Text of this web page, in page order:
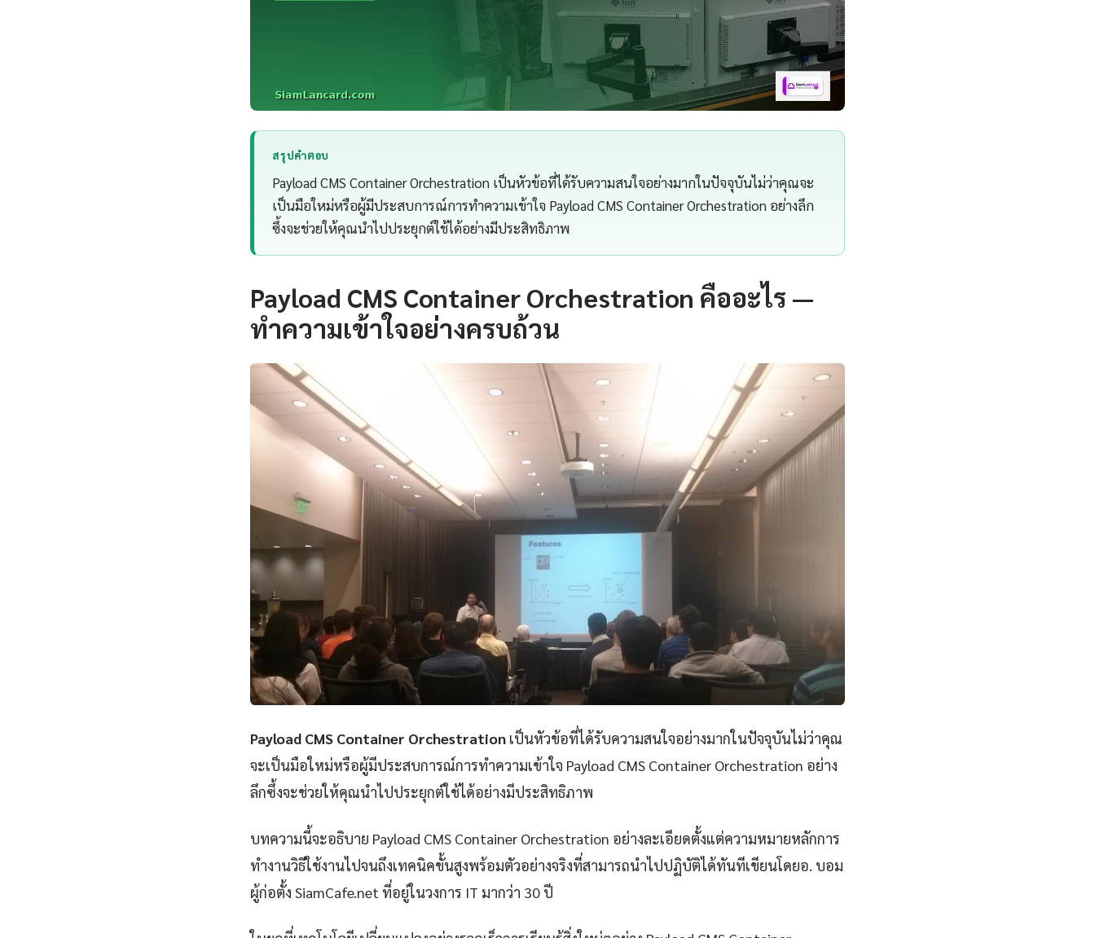
สรุปคำตอบ
Payload CMS Container Orchestration เป็นหัวข้อที่ได้รับความสนใจอย่างมากในปัจจุบันไม่ว่าคุณจะ
เป็นมือใหม่หรือผู้มีประสบการณ์การทำความเข้าใจ Payload CMS Container Orchestration อย่างลึก
ซึ้งจะช่วยให้คุณนำไปประยุกต์ใช้ได้อย่างมีประสิทธิภาพ
Payload CMS Container Orchestration คืออะไร —
ทำความเข้าใจอย่างครบถ้วน
Payload CMS Container Orchestration เป็นหัวข้อที่ได้รับความสนใจอย่างมากในปัจจุบันไม่ว่าคุณ
จะเป็นมือใหม่หรือผู้มีประสบการณ์การทำความเข้าใจ Payload CMS Container Orchestration อย่าง
ลึกซึ้งจะช่วยให้คุณนำไปประยุกต์ใช้ได้อย่างมีประสิทธิภาพ
บทความนี้จะอธิบาย Payload CMS Container Orchestration อย่างละเอียดตั้งแต่ความหมายหลักการ
ทำงานวิธีใช้งานไปจนถึงเทคนิคขั้นสูงพร้อมตัวอย่างจริงที่สามารถนำไปปฏิบัติได้ทันทีเขียนโดยอ. บอม
ผู้ก่อตั้ง SiamCafe.net ที่อยู่ในวงการ IT มากว่า 30 ปี